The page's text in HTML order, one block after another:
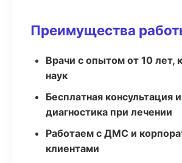
Преимущества
Врачи с опытом от 10 лет,
наук
Бесплатная консультация и
диагностика при лечении
Работаем с ДМС и
клиентами